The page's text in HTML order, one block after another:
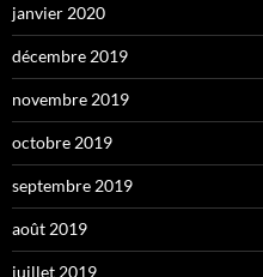
janvier 2020
décembre 2019
novembre 2019
octobre 2019
septembre 2019
août 2019
juillet 2019